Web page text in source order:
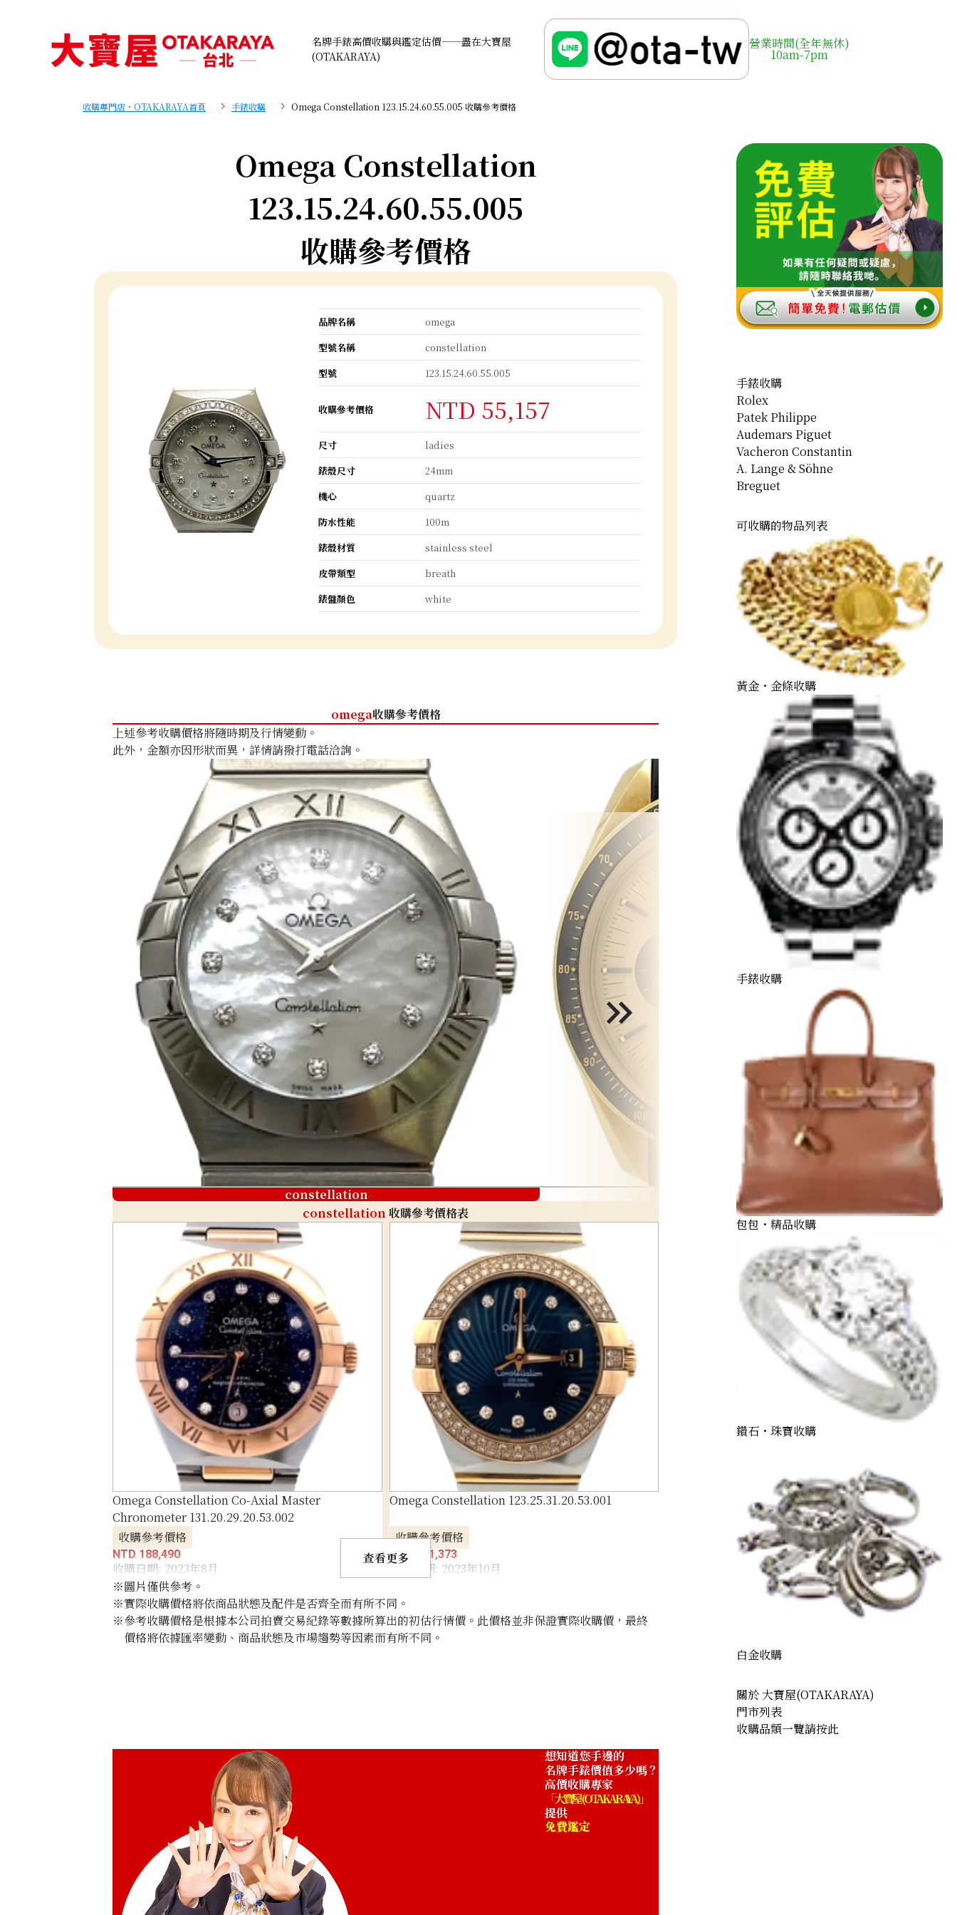
名牌手錶高價收購與鑑定估價——盡在大寶屋
(OTAKARAYA)
營業時間(全年無休)
10am-7pm
收購專門店・OTAKARAYA首頁 手錶收購 Omega Constellation 123.15.24.60.55.005 收購參考價格
Omega Constellation
123.15.24.60.55.005
收購參考價格
品牌名稱
omega
型號名稱
constellation
型號
123.15.24.60.55.005
收購參考價格 NTD 55,157
尺寸
ladies
錶殼尺寸
24mm
機心
quartz
防水性能
100m
錶殼材質
stainless steel
皮帶類型
breath
錶盤顏色
white
omega收購參考價格
上述參考收購價格將隨時期及行情變動。
此外，金額亦因形狀而異，詳情請撥打電話洽詢。
constellation
omega
constellation 收購參考價格表
Omega Constellation Co-Axial Master
Chronometer 131.20.29.20.53.002
收購參考價格
NTD 188,490
收購日期: 2023年8月
Omega Constellation 123.25.31.20.53.001
收購參考價格
NTD 131,373
收購日期: 2023年10月
Omega Constellation 123.25.27.60.55.006
收購參考價格
NTD 82,621
查看更多
※圖片僅供參考。
※實際收購價格將依商品狀態及配件是否齊全而有所不同。
※參考收購價格是根據本公司拍賣交易紀錄等數據所算出的初估行情價。此價格並非保證實際收購價，最終
價格將依據匯率變動、商品狀態及市場趨勢等因素而有所不同。
想知道您手邊的
名牌手錶價值多少嗎？
高價收購專家
「大寶屋 (OTAKARAYA)」
提供
免費鑑定
手錶收購
Rolex
Patek Philippe
Audemars Piguet
Vacheron Constantin
A. Lange & Söhne
Breguet
可收購的物品列表
黃金・金條收購
手錶收購
包包・精品收購
鑽石・珠寶收購
白金收購
關於 大寶屋(OTAKARAYA)
門市列表
收購品類一覽請按此